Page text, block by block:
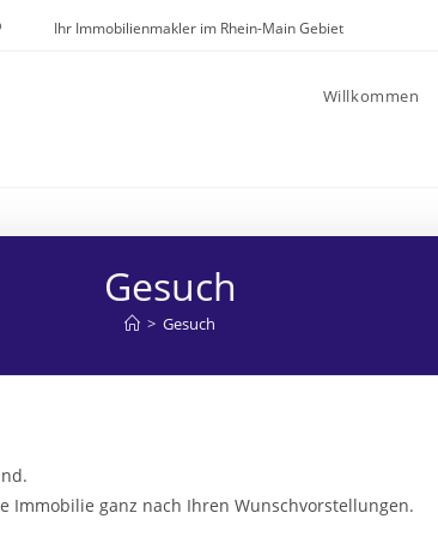
Ihr Immobilienmakler im Rhein-Main Gebiet
Willkommen
Gesuch
> Gesuch
Immobilie ganz nach Ihren Wunschvorstellungen.